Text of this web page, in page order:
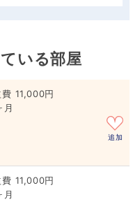
いる部屋
11,000円
月
追加
11,000円
月